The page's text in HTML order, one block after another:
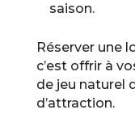
saison.
Réserver une
c’est offrir à
de jeu naturel
d’attraction.